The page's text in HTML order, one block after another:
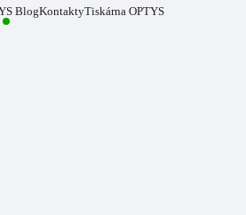
BlogKontaktyTiskárna OPTYS